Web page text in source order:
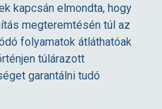
kapcsán elmondta, hogy
megteremtésén túl az
folyamatok átláthatóak
túlárazott
garantálni tudó